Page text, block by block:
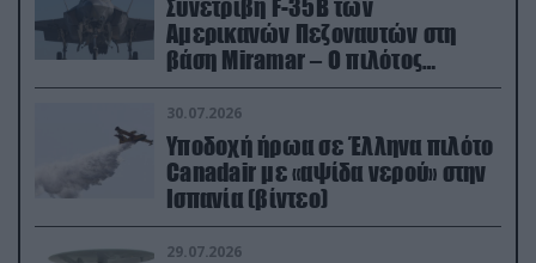
Συνετρίβη F-35B των
Αμερικανών Πεζοναυτών στη
βάση Miramar – Ο πιλότος
εκτινάχθηκε εγκαίρως
30.07.2026
Υποδοχή ήρωα σε Έλληνα πιλότο
Canadair με «αψίδα νερού» στην
Ισπανία (βίντεο)
29.07.2026